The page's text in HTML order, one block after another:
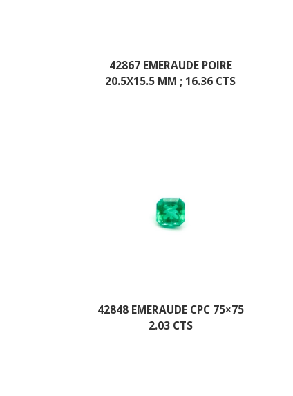
42867 EMERAUDE POIRE
20.5X15.5 MM ; 16.36 CTS
42848 EMERAUDE CPC 75×75
2.03 CTS